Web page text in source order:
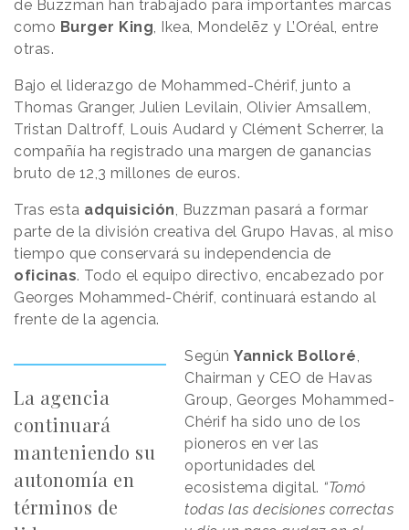
de Buzzman han trabajado para importantes marcas
como Burger King , Ikea, Mondelēz y L’Oréal, entre
otras.
Bajo el liderazgo de Mohammed-Chérif, junto a
Thomas Granger, Julien Levilain, Olivier Amsallem,
Tristan Daltroff, Louis Audard y Clément Scherrer, la
compañía ha registrado una margen de ganancias
bruto de 12,3 millones de euros.
Tras esta adquisición , Buzzman pasará a formar
parte de la división creativa del Grupo Havas, al miso
tiempo que conservará su independencia de
oficinas. Todo el equipo directivo, encabezado por
Georges Mohammed-Chérif, continuará estando al
frente de la agencia.
La agencia
continuará
manteniendo su
autonomía en
términos de
SegúnYannick Bolloré
Chairman y CEO de Havas
Group, Georges Mohammed-
Chérif ha sido uno de los
pioneros en ver las
oportunidades del
ecosistema digital. “Tomó
todas las decisiones correctas